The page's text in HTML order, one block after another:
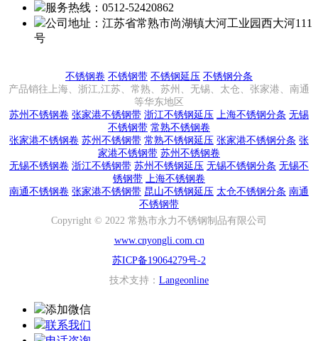
服务热线：0512-52420862
公司地址：江苏省常熟市尚湖镇大河工业园西大河111
号
不锈钢卷 不锈钢带 不锈钢延压 不锈钢分条
产品销往上海、浙江,江苏、常熟、苏州、无锡、太仓、张家港、南通
等华东地区
苏州不锈钢卷 张家港不锈钢带 浙江不锈钢延压 上海不锈钢分条 无锡
不锈钢带 常熟不锈钢卷
张家港不锈钢卷 苏州不锈钢带 常熟不锈钢延压 张家港不锈钢分条 张
家港不锈钢带 苏州不锈钢卷
无锡不锈钢卷 浙江不锈钢带 苏州不锈钢延压 无锡不锈钢分条 无锡不
锈钢带
上海不锈钢卷
南通不锈钢卷 张家港不锈钢带 昆山不锈钢延压 太仓不锈钢分条 南通
不锈钢带
Copyright © 2022 常熟市永力不锈钢制品有限公司
www.cnyongli.com.cn
苏ICP备19064279号-2
技术支持： Langeonline
添加微信
联系我们